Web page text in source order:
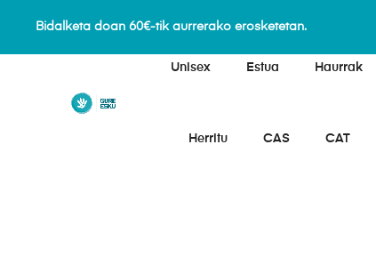
Bidalketa doan 60€-tik aurrerako erosketetan.
Unisex Estua Haurrak
Herritu CAS CAT